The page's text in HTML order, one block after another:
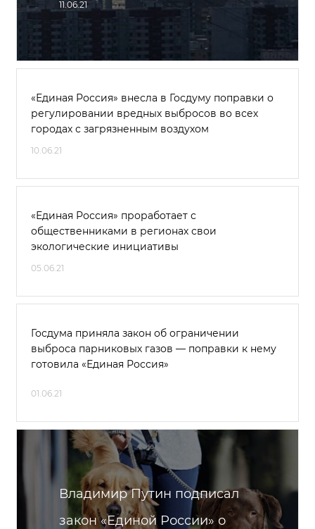
11.06.21
«Единая Россия» внесла в Госдуму поправки о
регулировании вредных выбросов во всех
городах с загрязненным воздухом
10.06.21
«Единая Россия» проработает с
общественниками в регионах свои
экологические инициативы
05.06.21
Госдума приняла закон об ограничении
выброса парниковых газов — поправки к нему
готовила «Единая Россия»
01.06.21
Владимир Путин подписал
закон «Единой России» о